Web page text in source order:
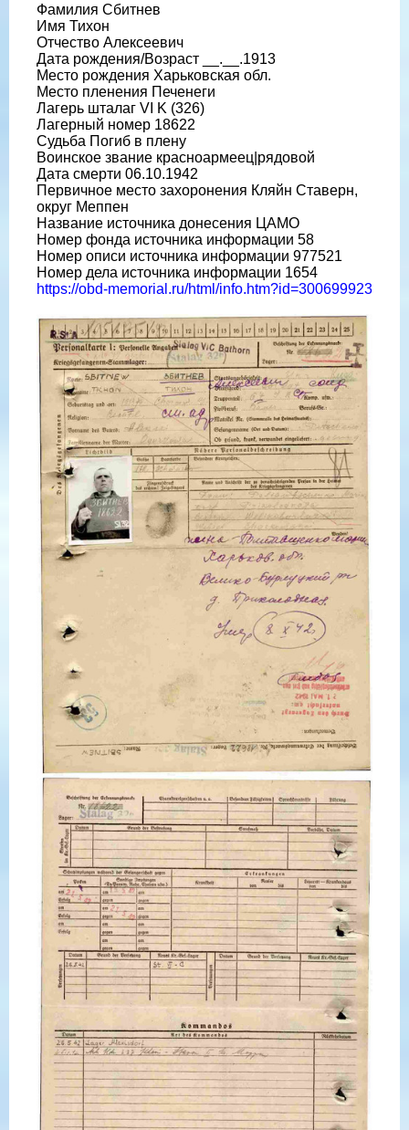
Фамилия Сбитнев
Имя Тихон
Отчество Алексеевич
Дата рождения/Возраст __.__.1913
Место рождения Харьковская обл.
Место пленения Печенеги
Лагерь шталаг VI K (326)
Лагерный номер 18622
Судьба Погиб в плену
Воинское звание красноармеец|рядовой
Дата смерти 06.10.1942
Первичное место захоронения Кляйн Ставерн,
округ Меппен
Название источника донесения ЦАМО
Номер фонда источника информации 58
Номер описи источника информации 977521
Номер дела источника информации 1654
https://obd-memorial.ru/html/info.htm?id=300699923